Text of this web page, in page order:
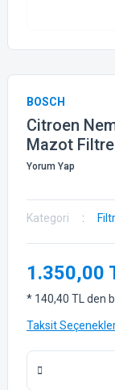
BOSCH
Citroen
Mazot
Yorum Yap
Kategori
1.350,00
* 140,40 TL den
Taksit